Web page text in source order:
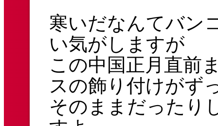
寒いだなんてバン
い気がしますが
この中国正月直前
スの飾り付けがず
そのままだったり